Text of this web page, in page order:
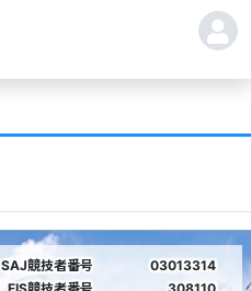
SAJ競技者番号
03013314